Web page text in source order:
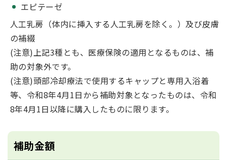
エピテーゼ
人工乳房（体内に挿入する人工乳房を除く。）及び皮膚
の補綴
(注意)上記3種とも、医療保険の適用となるものは、補
助の対象外です。
(注意)頭部冷却療法で使用するキャップと専用入浴着
等、令和8年4月1日から補助対象となったものは、令和
8年4月1日以降に購入したものに限ります。
補助金額